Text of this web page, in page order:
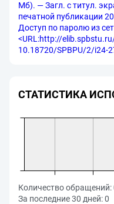
Мб). — Загл. с титул.
печатной публикации
Доступ по паролю из
<URL:http://
10.18720/SPBPU/2/i24-
СТАТИСТИКА
Количество обращений:
За последние 30 дней:0